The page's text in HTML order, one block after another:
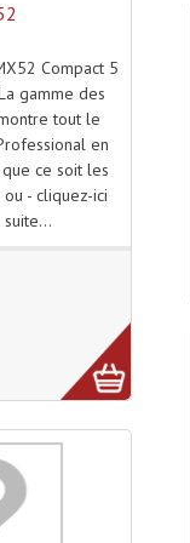
Compact 5
gamme des
tout le
en
ce soit les
- cliquez-ici